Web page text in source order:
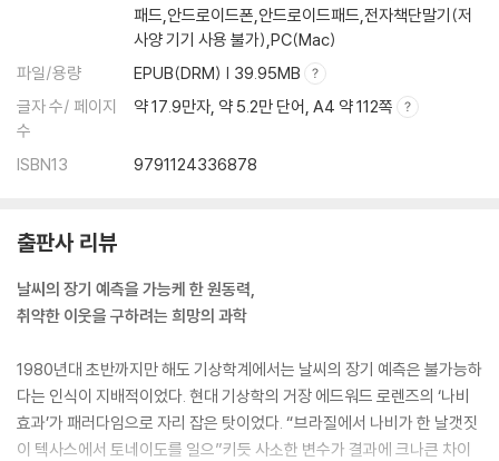
패드,안드로이드폰,안드로이드패드,전자책단말기(저
사양 기기 사용 불가),PC(Mac)
파일/용량
EPUB(DRM) | 39.95MB
글자 수/ 페이지
수
약 17.9만자, 약 5.2만 단어, A4 약 112쪽
ISBN13 9791124336878
출판사 리뷰
날씨의 장기 예측을 가능케 한 원동력,
취약한 이웃을 구하려는 희망의 과학
1980년대 초반까지만 해도 기상학계에서는 날씨의 장기 예측은 불가능하
다는 인식이 지배적이었다. 현대 기상학의 거장 에드워드 로렌즈의 ‘나비
효과’가 패러다임으로 자리 잡은 탓이었다. “브라질에서 나비가 한 날갯짓
이 텍사스에서 토네이도를 일으”키듯 사소한 변수가 결과에 크나큰 차이